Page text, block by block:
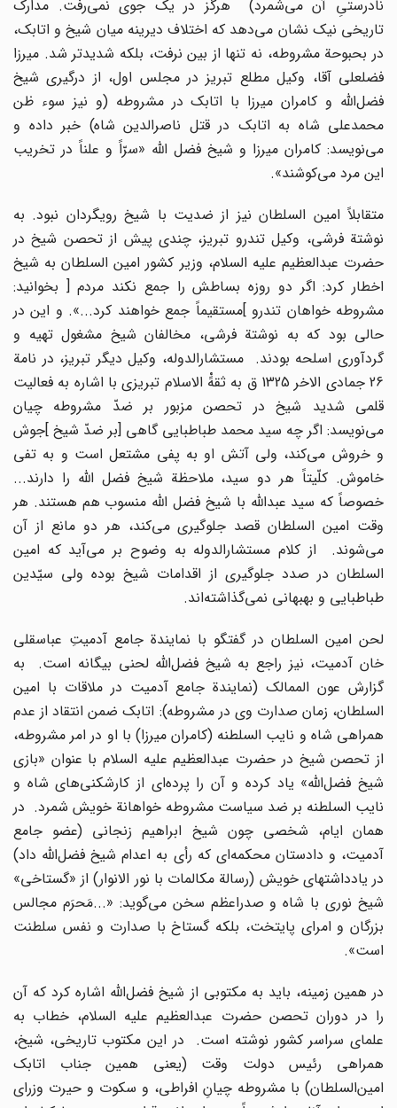
نادرستىِ آن مى‌شمرد) هرگز در یک جوى نمى‌رفت. مدارک
تاریخى نیک نشان مى‌دهد که اختلاف دیرینه میان شیخ و اتابک،
در بحبوحة مشروطه، نه تنها از بین نرفت، بلکه شدیدتر شد. میرزا
فضلعلى آقا، وکیل مطلع تبریز در مجلس اول، از درگیرى شیخ
فضل‌اللّه‌ و کامران میرزا با اتابک در مشروطه (و نیز سوء ظن
محمدعلى شاه به اتابک در قتل ناصرالدین شاه) خبر داده و
مى‌نویسد: کامران میرزا و شیخ فضل اللّه‌ «سرّاً و علناً در تخریب
این مرد مى‌کوشند».
متقابلاً امین السلطان نیز از ضدیت با شیخ رویگردان نبود. به
نوشتة فرشى، وکیل تندرو تبریز، چندى پیش از تحصن شیخ در
حضرت عبدالعظیم علیه السلام، وزیر کشور امین السلطان به شیخ
اخطار کرد: اگر دو روزه بساطش را جمع نکند مردم [ بخوانید:
مشروطه خواهان تندرو ]مستقیماً جمع خواهند کرد...». و این در
حالى بود که به نوشتة فرشى، مخالفان شیخ مشغول تهیه و
گردآورى اسلحه بودند. مستشارالدوله، وکیل دیگر تبریز، در نامة
26 جمادى الاخر 1325 ق به ثقهًْ الاسلام تبریزى با اشاره به فعالیت
قلمى شدید شیخ در تحصن مزبور بر ضدّ مشروطه چیان
مى‌نویسد: اگر چه سید محمد طباطبایى گاهى [بر ضدّ شیخ ]جوش
و خروش مى‌کند، ولى آتش او به پفى مشتعل است و به تفى
خاموش. کلّیتاً هر دو سید، ملاحظة شیخ فضل اللّه‌ را دارند...
خصوصاً که سید عبداللّه‌ با شیخ فضل اللّه‌ منسوب هم هستند. هر
وقت امین السلطان قصد جلوگیرى مى‌کند، هر دو مانع از آن
مى‌شوند. از کلام مستشارالدوله به وضوح بر مى‌آید که امین
السلطان در صدد جلوگیرى از اقدامات شیخ بوده ولى سیّدین
طباطبایى و بهبهانى نمى‌گذاشته‌اند.
لحن امین السلطان در گفتگو با نمایندة جامع آدمیتِ عباسقلى
خان آدمیت، نیز راجع به شیخ فضل‌اللّه‌ لحنى بیگانه است. به
گزارش عون الممالک (نمایندة جامع آدمیت در ملاقات با امین
السلطان، زمان صدارت وى در مشروطه): اتابک ضمن انتقاد از عدم
همراهى شاه و نایب السلطنه (کامران میرزا) با او در امر مشروطه،
از تحصن شیخ در حضرت عبدالعظیم علیه السلام با عنوان «بازى
شیخ فضل‌اللّه‌» یاد کرده و آن را پرده‌اى از کارشکنى‌هاى شاه و
نایب السلطنه بر ضد سیاست مشروطه خواهانة خویش شمرد. در
همان ایام، شخصى چون شیخ ابراهیم زنجانى (عضو جامع
آدمیت، و دادستان محکمه‌اى که رأى به اعدام شیخ فضل‌اللّه‌ داد)
در یادداشتهاى خویش (رسالة مکالمات با نور الانوار) از «گستاخى»
شیخ نورى با شاه و صدراعظم سخن مى‌گوید: «...مَحرَم مجالس
بزرگان و امراى پایتخت، بلکه گستاخ با صدارت و نفس سلطنت
است».
در همین زمینه، باید به مکتوبى از شیخ فضل‌اللّه‌ اشاره کرد که آن
را در دوران تحصن حضرت عبدالعظیم علیه السلام، خطاب به
علماى سراسر کشور نوشته است. در این مکتوب تاریخى، شیخ،
همراهى رئیس دولت وقت (یعنى همین جناب اتابک
امین‌السلطان) با مشروطه چیانِ افراطى، و سکوت و حیرت وزراى